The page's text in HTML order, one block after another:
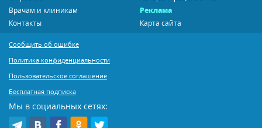
Врачам и клиникам
Реклама
Контакты
Карта сайта
Сообщить об ошибке
Политика конфиденциальности
Пользовательское соглашение
Бесплатная подписка
Мы в социальных сетях: